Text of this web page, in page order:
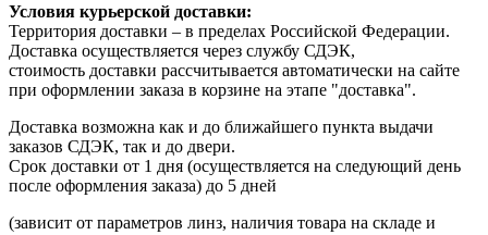
Условия курьерской доставки:
Территория доставки – в пределах Российской Федерации.
Доставка осуществляется через службу СДЭК,
стоимость доставки рассчитывается автоматически на сайте
при оформлении заказа в корзине на этапе "доставка".
Доставка возможна как и до ближайшего пункта выдачи
заказов СДЭК, так и до двери.
Срок доставки от 1 дня (осуществляется на следующий день
после оформления заказа) до 5 дней
(зависит от параметров линз, наличия товара на складе и